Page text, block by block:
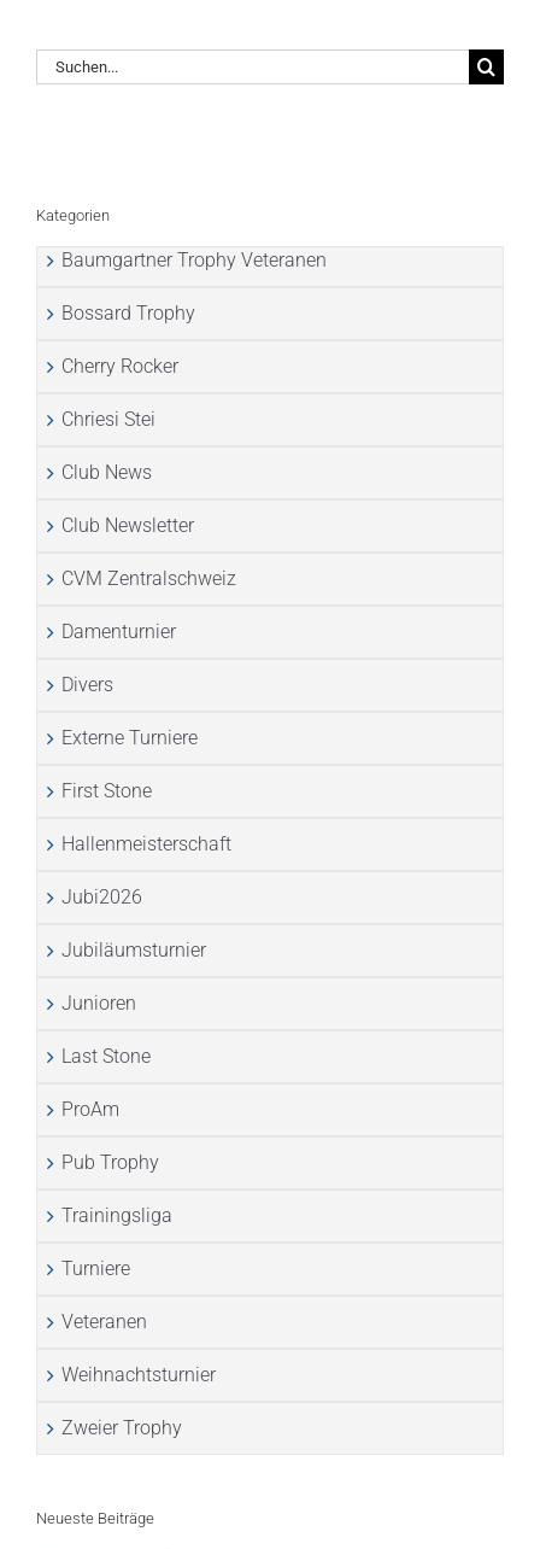
Suche
nach:
Kategorien
Baumgartner Trophy Veteranen
Bossard Trophy
Cherry Rocker
Chriesi Stei
Club News
Club Newsletter
CVM Zentralschweiz
Damenturnier
Divers
Externe Turniere
First Stone
Hallenmeisterschaft
Jubi2026
Jubiläumsturnier
Junioren
Last Stone
ProAm
Pub Trophy
Trainingsliga
Turniere
Veteranen
Weihnachtsturnier
Zweier Trophy
Neueste Beiträge